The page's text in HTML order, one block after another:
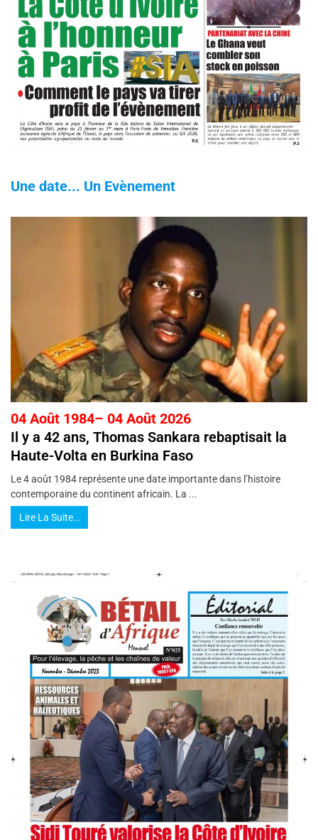
Une date... Un Evènement
04 Août 1984– 04 Août 2026
Il y a 42 ans, Thomas Sankara rebaptisait la
Haute-Volta en Burkina Faso
Le 4 août 1984 représente une date importante dans l’histoire
contemporaine du continent africain. La ...
Lire La Suite…